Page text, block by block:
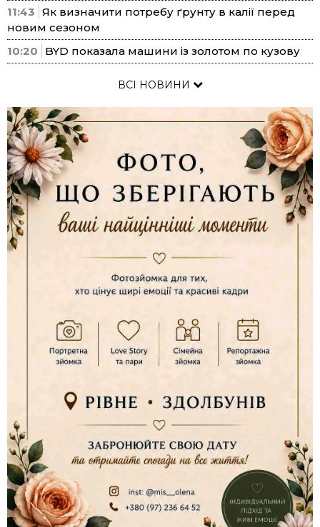
11:43 Як визначити потребу ґрунту в калії перед
новим сезоном
10:20
BYD показала машини із золотом по кузову
ВСІ НОВИНИ